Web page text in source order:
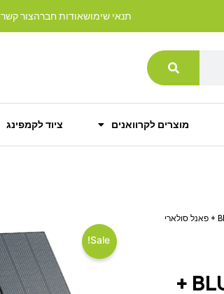
תנאי שימושאודות חברהצור קשר
מוצרים לקרוואנים ציוד לקמפינג
/ קיט תחנת כוח ניידת BLUETTI AC200MAX + פאנל סולארי
קיט תחנת כוח ניידת BLUETTI AC200MAX +
Sale!